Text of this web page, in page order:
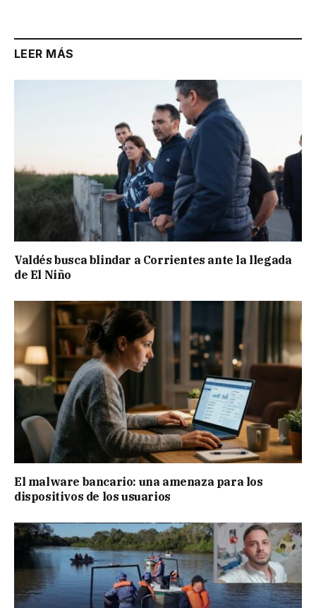
LEER MÁS
Valdés busca blindar a Corrientes ante la llegada
de El Niño
El malware bancario: una amenaza para los
dispositivos de los usuarios